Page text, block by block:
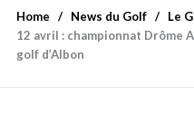
Home News du Golf Le
12 avril : championnat Drôme
golf d’Albon